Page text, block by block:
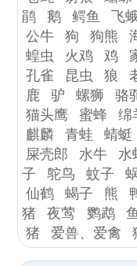
鹃
鹅 鳄鱼 飞
公牛
狗 狗熊
蝗虫
火鸡 鸡
孔雀
昆虫 狼
鹿
驴 螺狮 骆
猫头鹰
蜜蜂 绵
麒麟
青蛙 蜻蜓
屎壳郎
水牛 水
子
鸵鸟 蚊子
仙鹤
蝎子 熊
猪
夜莺 鹦鹉 鱼
猪
爱兽、爱禽